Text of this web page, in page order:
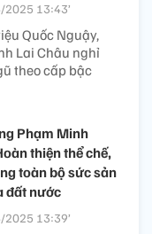
13:43’
Quốc Nguậy,
Lai Châu nghỉ
theo cấp bậc
Phạm Minh
thiện thể chế,
toàn bộ sức sản
đất nước
13:39’